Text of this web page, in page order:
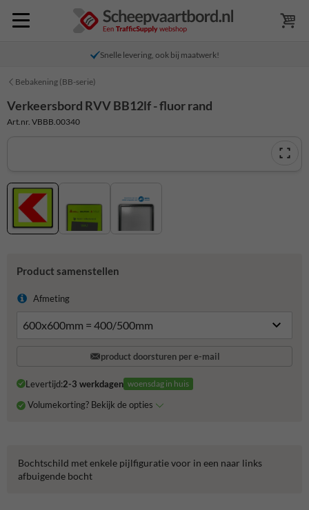
Snelle levering, ook bij maatwerk!
Bebakening (BB-serie)
Verkeersbord RVV BB12lf - fluor rand
Art.nr. VBBB.00340
Product samenstellen
Afmeting
product doorsturen per e-mail
Levertijd:2-3 werkdagen woensdag in huis
Volumekorting? Bekijk de opties
Bochtschild met enkele pijlfiguratie voor in een naar links
afbuigende bocht